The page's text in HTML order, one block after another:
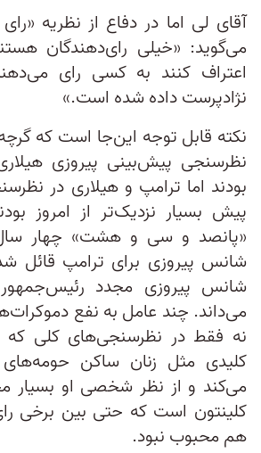
آقای لی اما در دفاع از نظریه
می‌گوید: «خیلی رای‌دهندگان
اعتراف کنند به کسی رای
نژادپرست داده شده است.»
نکته قابل توجه این‌جا است که
نظرسنجی پیش‌بینی پیروزی
بودند اما ترامپ و هیلاری در
پیش بسیار نزدیک‌تر از امروز
شانس پیروزی برای ترامپ قائل
می‌داند. چند عامل به نفع
نه فقط در نظرسنجی‌های کلی که
کلیدی مثل زنان ساکن
می‌کند و از نظر شخصی او بسیار
کلینتون است که حتی بین برخی
هم محبوب نبود.